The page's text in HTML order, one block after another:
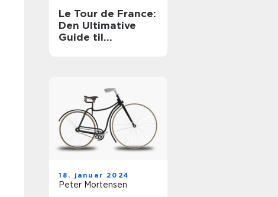
Le Tour de France:
Den Ultimative
Guide til
18. januar 2024
Peter Mortensen